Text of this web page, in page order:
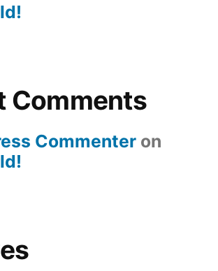
Comments
Commenter on